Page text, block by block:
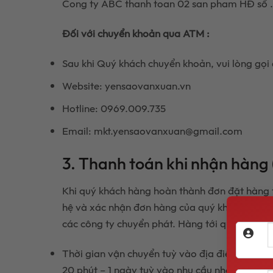
Cong ty ABC thanh toan 02 san pham HĐ
Đối với chuyển khoản qua ATM :
Sau khi Quý khách chuyển khoản, vui lòng
Website: yensaovanxuan.vn
Hotline: 0969.009.735
Email: mkt.yensaovanxuan@gmail.com
3. Thanh toán khi nhận hàng
Khi quý khách hàng hoàn thành đơn đặt
hệ và xác nhận đơn hàng của quý khách,
các công ty chuyển phát. Hàng tới quý
Thời gian vận chuyển tuỳ vào địa điểm của
20 phút – 1 ngày tuỳ vào nhu cầu nhận đơn